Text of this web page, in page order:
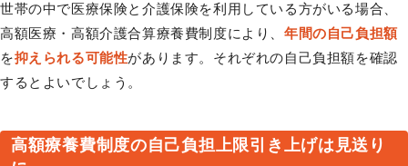
世帯の中で医療保険と介護保険を利用している方がいる場合、
高額医療・高額介護合算療養費制度により、年間の自己負担額
を抑えられる可能性があります。それぞれの自己負担額を確認
するとよいでしょう。
高額療養費制度の自己負担上限引き上げは見送り